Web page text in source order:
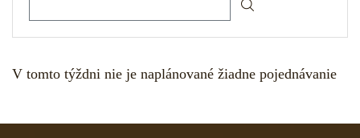
V tomto týždni nie je naplánované žiadne pojednávanie